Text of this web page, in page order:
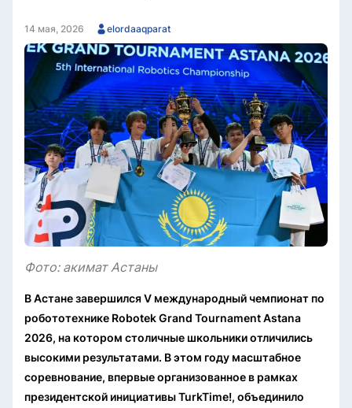
14 мая, 2026 elordaaqparat
Фото: акимат Астаны
В Астане завершился V международный чемпионат по
робототехнике Robotek Grand Tournament Astana
2026, на котором столичные школьники отличились
высокими результатами. В этом году масштабное
соревнование, впервые организованное в рамках
президентской инициативы TurkTime!, объединило